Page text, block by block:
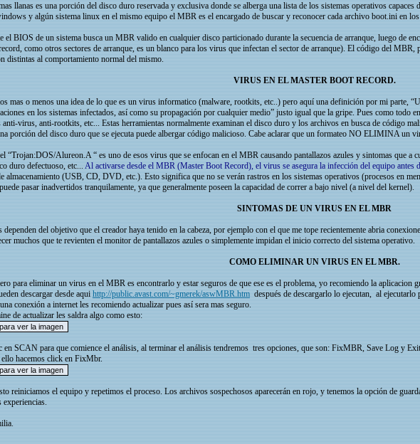
llanas es una porción del disco duro reservada y exclusiva donde se alberga una lista de los sistemas operativos
y algún sistema linux en el mismo equipo el MBR es el encargado de buscar y reconocer cada archivo boot.ini en
el BIOS de un sistema busca un MBR valido en cualquier disco particionado durante la secuencia de arranque, luego de
como otros sectores de arranque, es un blanco para los virus que infectan el sector de arranque). El código del
distintas al comportamiento normal del mismo.
VIRUS EN EL MASTER BOOT RECORD.
mas o menos una idea de lo que es un virus informatico (malware, rootkits, etc..) pero aquí una definición por mi parte,
en los sistemas infectados, así como su propagación por cualquier medio” justo igual que la gripe. Pues como todo
anti-virus, anti-rootkits, etc... Estas herramientas normalmente examinan el disco duro y los archivos en busca de código
porción del disco duro que se ejecuta puede albergar código malicioso. Cabe aclarar que un formateo NO ELIMINA un
“Trojan:DOS/Alureon.A “ es uno de esos virus que se enfocan en el MBR causando pantallazos azules y sintomas que a
duro defectuoso, etc...Al activarse desde el MBR (Master Boot Record), el virus se asegura la infección del equipo antes
almacenamiento (USB, CD, DVD, etc.). Esto significa que no se verán rastros en los sistemas operativos (procesos en
pasar inadvertidos tranquilamente, ya que generalmente poseen la capacidad de correr a bajo nivel (a nivel del kernel).
SINTOMAS DE UN VIRUS EN EL MBR
dependen del objetivo que el creador haya tenido en la cabeza, por ejemplo con el que me tope recientemente abria
muchos que te revienten el monitor de pantallazos azules o simplemente impidan el inicio correcto del sistema operativo.
COMO ELIMINAR UN VIRUS EN EL MBR.
para eliminar un virus en el MBR es encontrarlo y estar seguros de que ese es el problema, yo recomiendo la aplicacion
descargar desde aquihttp://public.avast.com/~gmerek/aswMBR.htmdespués de descargarlo lo ejecutan, al ejecutarlo
conexión a internet les recomiendo actualizar pues así sera mas seguro.
de actualizar les saldra algo como esto:
en SCAN para que comience el análisis, al terminar el análisis tendremos tres opciones, que son: FixMBR, Save Log y
hacemos click en FixMbr.
reiniciamos el equipo y repetimos el proceso. Los archivos sospechosos aparecerán en rojo, y tenemos la opción de
experiencias.